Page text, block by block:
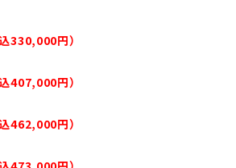
330,000円）
407,000円）
462,000円）